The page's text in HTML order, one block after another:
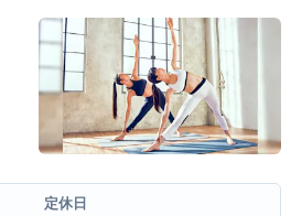
定休日